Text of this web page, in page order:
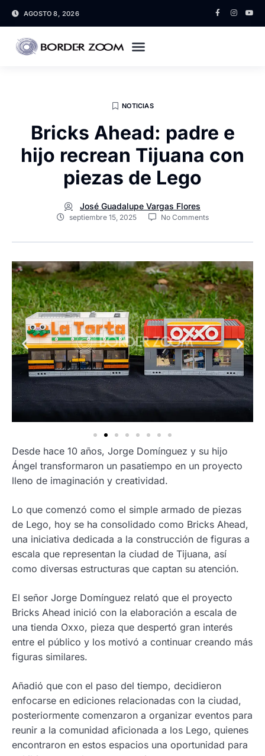
AGOSTO 8, 2026
NOTICIAS
Bricks Ahead: padre e
hijo recrean Tijuana con
piezas de Lego
José Guadalupe Vargas Flores
septiembre 15, 2025 No Comments
Desde hace 10 años, Jorge Domínguez y su hijo
Ángel transformaron un pasatiempo en un proyecto
lleno de imaginación y creatividad.
Lo que comenzó como el simple armado de piezas
de Lego, hoy se ha consolidado como Bricks Ahead,
una iniciativa dedicada a la construcción de figuras a
escala que representan la ciudad de Tijuana, así
como diversas estructuras que captan su atención.
El señor Jorge Domínguez relató que el proyecto
Bricks Ahead inició con la elaboración a escala de
una tienda Oxxo, pieza que despertó gran interés
entre el público y los motivó a continuar creando más
figuras similares.
Añadió que con el paso del tiempo, decidieron
enfocarse en ediciones relacionadas con la ciudad,
posteriormente comenzaron a organizar eventos para
reunir a la comunidad aficionada a los Lego, quienes
encontraron en estos espacios una oportunidad para